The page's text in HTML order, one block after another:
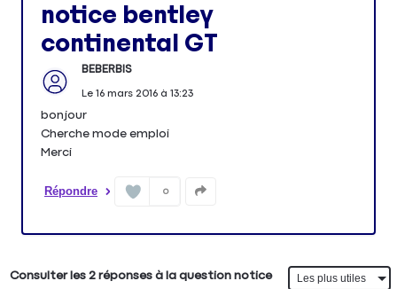
notice bentley
continental GT
BEBERBIS
Le 16 mars 2016à 13:23
bonjour
Cherche mode emploi
Merci
Répondre 0
Consulter les 2 réponses à la question notice